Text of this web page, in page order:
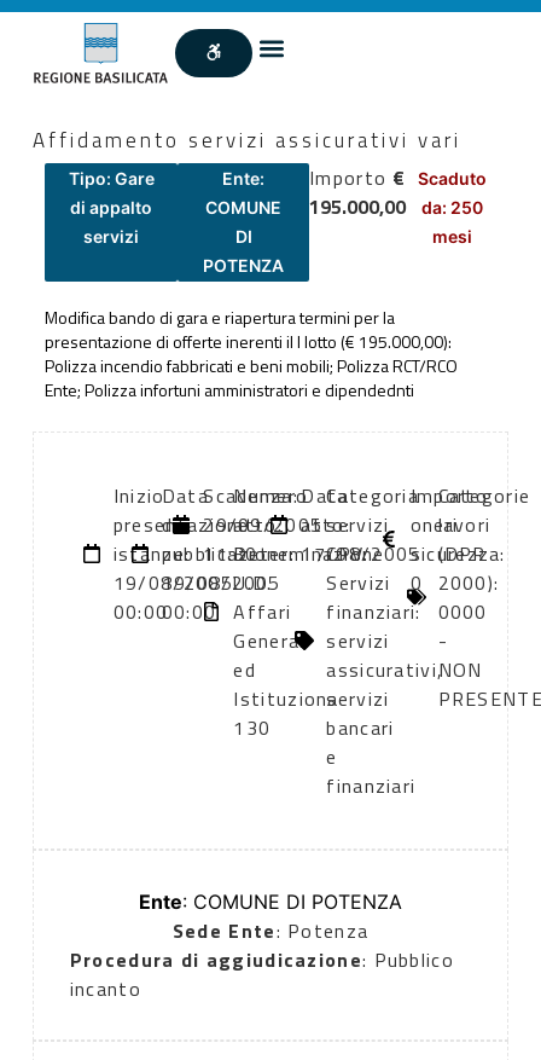
Affidamento servizi assicurativi vari
Tipo: Gare
di appalto
servizi
Ente:
COMUNE
DI
POTENZA
Importo €
195.000,00
Scaduto
da: 250
mesi
Modifica bando di gara e riapertura termini per la
presentazione di offerte inerenti il I lotto (€ 195.000,00):
Polizza incendio fabbricati e beni mobili; Polizza RCT/RCO
Ente; Polizza infortuni amministratori e dipendednti
Inizio
presentazione
istanze:
19/08/2005
00:00
Data
di
pubblicazione:
19/08/2005
00:00
Scadenza:
29/09/2005
11:30
Numero
atto:
Determinazione
U.D.
Affari
Generali
ed
Istituziona
130
Data
atto:
17/08/2005
Categoria
servizi
CPV:
Servizi
finanziari:
servizi
assicurativi,
servizi
bancari
e
finanziari
Importo
oneri
sicurezza:
0
Categorie
lavori
(DPR
2000):
0000
-
NON
Ente: COMUNE DI POTENZA
Sede Ente: Potenza
Procedura di aggiudicazione: Pubblico
incanto